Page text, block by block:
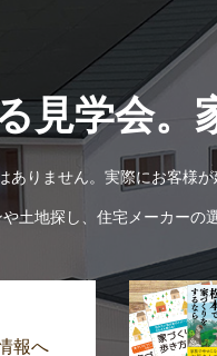
見学会。
ありません。実際にお客様が
土地探し、住宅メーカーの
報へ